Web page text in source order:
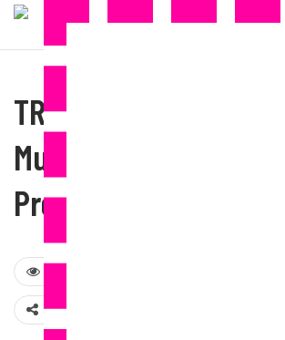
TRAGEDIJA U
Muškarac (34) Skočio
Prozor S Bebom U
Share